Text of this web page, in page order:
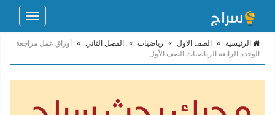
Toggle
الرئيسية » الصف الاول » رياضيات » الفصل الثاني »
أوراق عمل مراجعة
الوحدة الرابعة الرياضيات الصف الأول